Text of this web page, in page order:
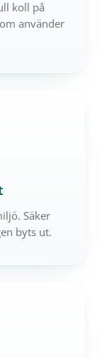
koll på
använder
Säker
byts ut.